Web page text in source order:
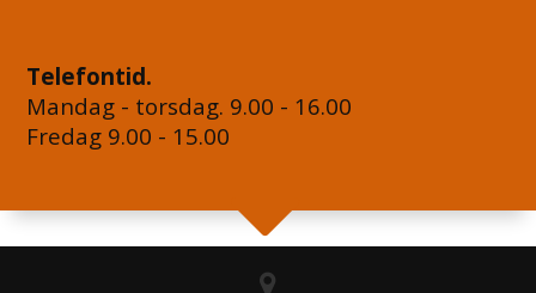
Telefontid.
Mandag - torsdag. 9.00 - 16.00
Fredag 9.00 - 15.00